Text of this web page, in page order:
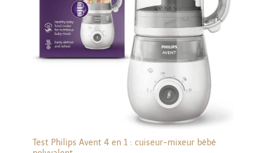
Test Philips Avent 4 en 1 : cuiseur-mixeur bébé